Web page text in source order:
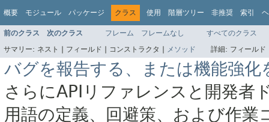
概要 モジュール パッケージ クラス 使用 階層ツリー 非推奨 索引
前のクラス 次のクラス フレーム フレームなし
すべてのクラス
サマリー: ネスト | フィールド | コンストラクタ | メソッド 詳細: フィール
バグを報告する、または機能強化
さらにAPIリファレンスと開発者
用語の定義、回避策、および作